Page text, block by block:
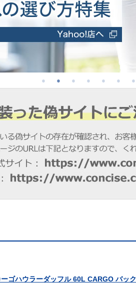
ゴハウラーダッフル 60L CARGO バッ